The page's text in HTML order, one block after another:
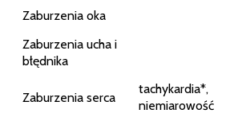
Zaburzenia oka
Zaburzenia ucha i
błędnika
Zaburzenia serca
tachykardia*,
niemiarowość